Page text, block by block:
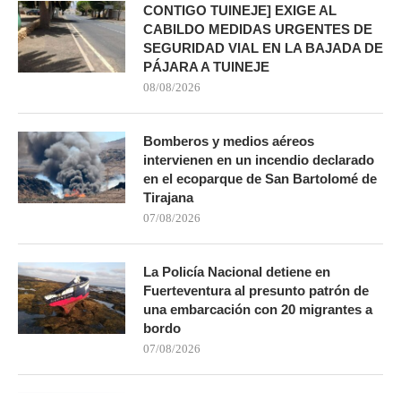
CONTIGO TUINEJE] EXIGE AL
CABILDO MEDIDAS URGENTES DE
SEGURIDAD VIAL EN LA BAJADA DE
PÁJARA A TUINEJE
08/08/2026
Bomberos y medios aéreos
intervienen en un incendio declarado
en el ecoparque de San Bartolomé de
Tirajana
07/08/2026
La Policía Nacional detiene en
Fuerteventura al presunto patrón de
una embarcación con 20 migrantes a
bordo
07/08/2026